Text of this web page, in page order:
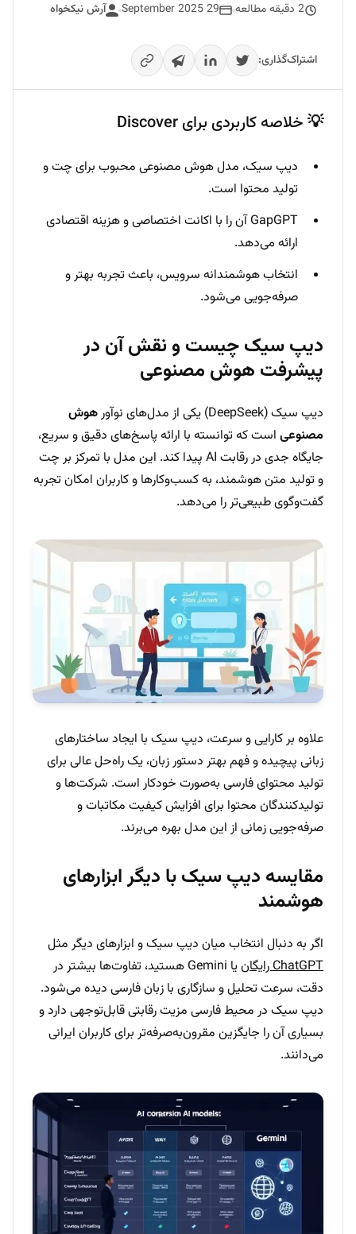
2 دقیقه مطالعه 29 September 2025 آرش نیکخواه
اشتراک‌گذاری:
💡 خلاصه کاربردی برای Discover
دیپ سیک، مدل هوش مصنوعی محبوب برای چت و
تولید محتوا است.
GapGPT آن را با اکانت اختصاصی و هزینه اقتصادی
ارائه می‌دهد.
انتخاب هوشمندانه سرویس، باعث تجربه بهتر و
صرفه‌جویی می‌شود.
دیپ سیک چیست و نقش آن در
پیشرفت هوش مصنوعی
دیپ سیک (DeepSeek) یکی از مدل‌های نوآور
هوش
مصنوعی است که توانسته با ارائه پاسخ‌های دقیق و سریع،
جایگاه جدی در رقابت AI پیدا کند. این مدل با تمرکز بر چت
و تولید متن هوشمند، به کسب‌وکارها و کاربران امکان تجربه
گفت‌وگوی طبیعی‌تر را می‌دهد.
علاوه بر کارایی و سرعت، دیپ سیک با ایجاد ساختارهای
زبانی پیچیده و فهم بهتر دستور زبان، یک راه‌حل عالی برای
تولید محتوای فارسی به‌صورت خودکار است. شرکت‌ها و
تولیدکنندگان محتوا برای افزایش کیفیت مکاتبات و
صرفه‌جویی زمانی از این مدل بهره می‌برند.
مقایسه دیپ سیک با دیگر ابزارهای
هوشمند
اگر به دنبال انتخاب میان دیپ سیک و ابزارهای دیگر مثل
ChatGPT رایگان
یا Gemini هستید، تفاوت‌ها بیشتر در
دقت، سرعت تحلیل و سازگاری با زبان فارسی دیده می‌شود.
دیپ سیک در محیط فارسی مزیت رقابتی قابل‌توجهی دارد و
بسیاری آن را جایگزین مقرون‌به‌صرفه‌تر برای کاربران ایرانی
می‌دانند.